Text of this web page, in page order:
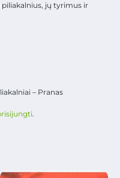
jų tyrimus ir
– Pranas
.